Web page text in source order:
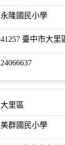
永隆國民小學
41257 臺中市大里
24066637
大里區
美群國民小學